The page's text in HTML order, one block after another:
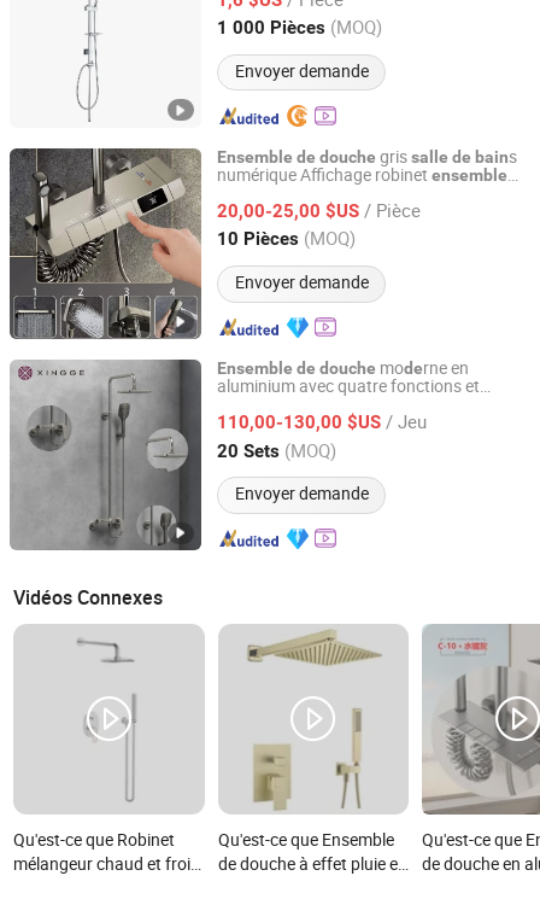
1 000 Pièces (MOQ)
Envoyer demande
Depuis 2019
Ensemble de douche grissalle de bains
numérique Affichage robinet ensemble
fonctions,ensemble dedouche
Tap
20,00-25,00 $US / Pièce
10 Pièces (MOQ)
Envoyer demande
Quanzhou Xintezi Sanitary Ware Industry Co., Ltd.
Fujian, China Depuis 2024
Ensemble de douche moderne en
aluminium avec quatre fonctions et
bain,ensemblede douchepluie avec
mélangeur
110,00-130,00 $US / Jeu
20 Sets (MOQ)
Envoyer demande
Guangdong Jiange Ceramic Co., Ltd.
Guangdong, China Depuis 2023
Vidéos Connexes
Qu'est-ce que Robinet
mélangeur chaud et froid
Qu'est-ce que Ensemble
de douche à effet pluie en
Qu'est-ce que
de douche en